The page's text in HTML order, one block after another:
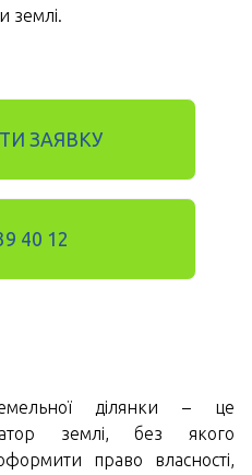
землі.
ЗАЯВКУ
40 12
ділянки – це
землі, без якого
право власності,